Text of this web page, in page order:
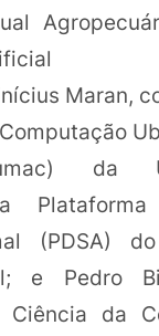
Maran,
da
(PDSA)
e Pedro
Ciência da